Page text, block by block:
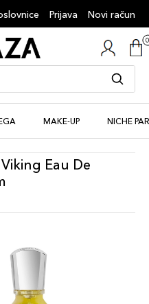
Prijava Novi račun
MAKE-UP NICHE
Eau De